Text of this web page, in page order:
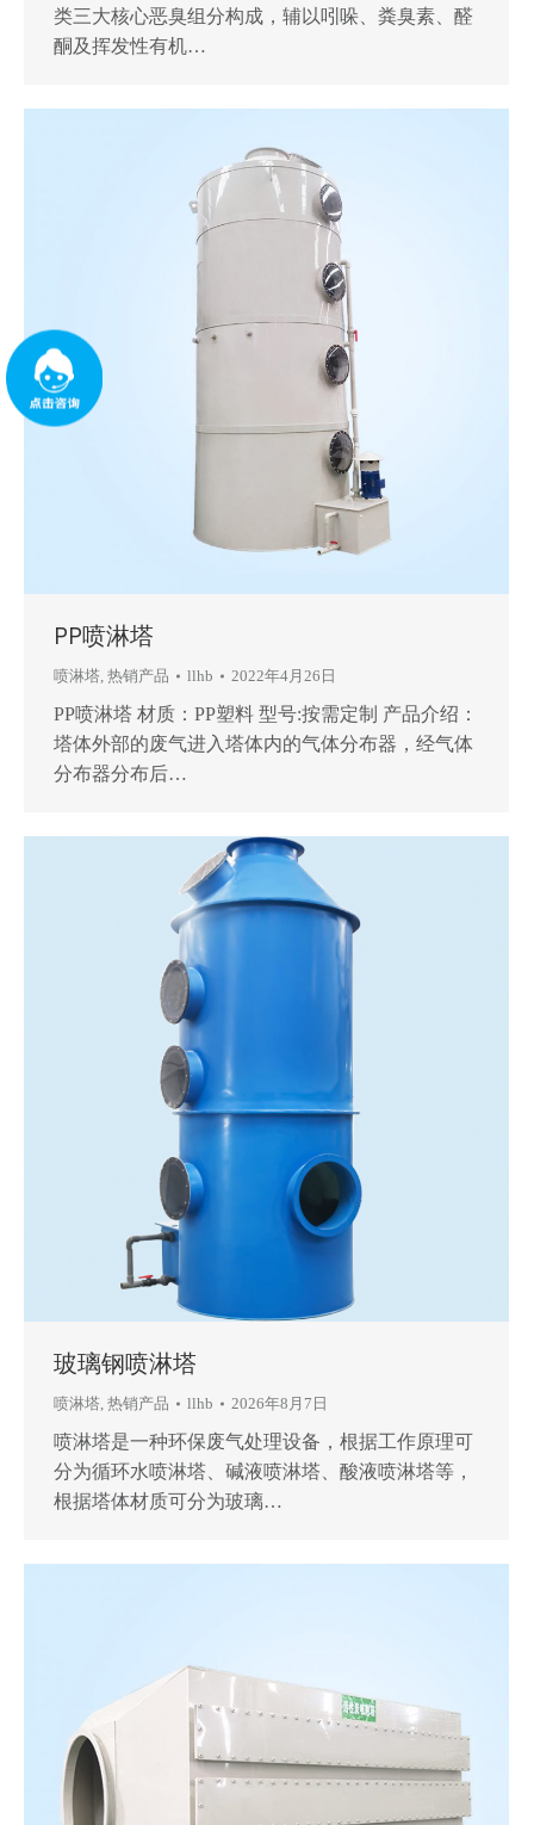
类‌三大核心恶臭组分构成，辅以‌吲哚、粪臭素、醛
酮及挥发性有机…
PP喷淋塔
喷淋塔, 热销产品 llhb 2022年4月26日
PP喷淋塔 材质：PP塑料 型号:按需定制 产品介绍：
塔体外部的废气进入塔体内的气体分布器，经气体
分布器分布后…
玻璃钢喷淋塔
喷淋塔, 热销产品 llhb 2026年8月7日
喷淋塔是一种环保废气处理设备，根据工作原理可
分为循环水喷淋塔、碱液喷淋塔、酸液喷淋塔等，
根据塔体材质可分为玻璃…